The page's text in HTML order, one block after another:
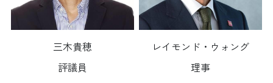
三木貴穂
評議員
レイモンド・ウォング
理事